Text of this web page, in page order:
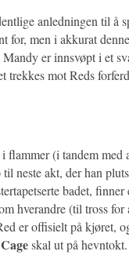
anledningen til å
for, men i akkurat
er innsvøpt i et
trekkes mot Reds
(i tandem med
neste akt, der han
badet,
hverandre (til tross
er offisielt på kjøret,
skal ut på hevntokt.